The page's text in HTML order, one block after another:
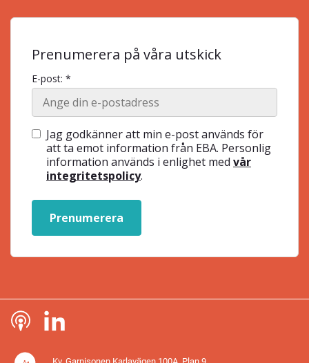
Prenumerera på våra utskick
E-post: *
Jag godkänner att min e-post används för
att ta emot information från EBA. Personlig
information används i enlighet med vår
integritetspolicy.
Prenumerera